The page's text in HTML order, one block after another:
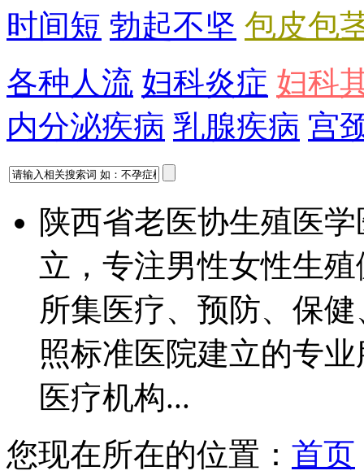
时间短 勃起不坚 包皮包
各种人流 妇科炎症 妇科
内分泌疾病 乳腺疾病 宫
陕西省老医协生殖医
立，专注男性女性生
所集医疗、预防、保
照标准医院建立的专
医疗机构...
您现在所在的位置： 首页